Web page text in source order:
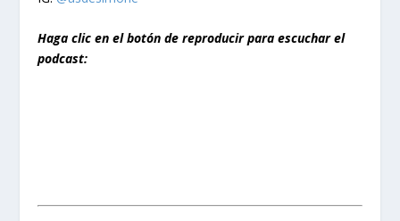
Haga clic en el botón de reproducir para escuchar el
podcast: